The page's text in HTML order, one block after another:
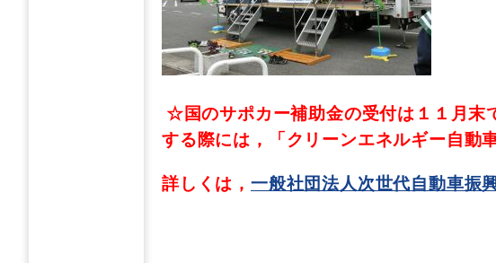
☆国のサポカー補助金の受付は１１月末
する際には，「クリーンエネルギー自動
詳しくは， 一般社団法人次世代自動車振